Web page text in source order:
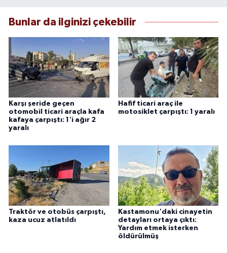
Bunlar da ilginizi çekebilir
Karşı şeride geçen
otomobil ticari araçla kafa
kafaya çarpıştı: 1'i ağır 2
yaralı
Hafif ticari araç ile
motosiklet çarpıştı: 1 yaralı
Traktör ve otobüs çarpıştı,
kaza ucuz atlatıldı
Kastamonu'daki cinayetin
detayları ortaya çıktı:
Yardım etmek isterken
öldürülmüş